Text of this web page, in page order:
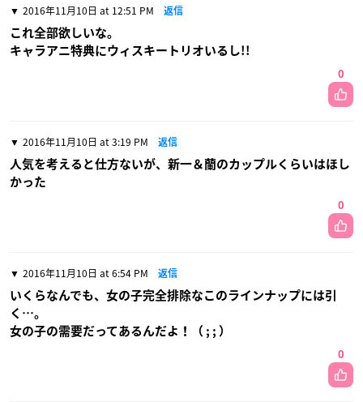
2016年11月10日 at 12:51 PM 返信
これ全部欲しいな。
キャラアニ特典にウィスキートリオいるし!!
0
2016年11月10日 at 3:19 PM 返信
人気を考えると仕方ないが、新一＆蘭のカップルくらいはほし
かった
0
2016年11月10日 at 6:54 PM 返信
いくらなんでも、女の子完全排除なこのラインナップには引
く…。
女の子の需要だってあるんだよ！（ ; ; ）
0